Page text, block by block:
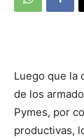
Luego que la
de los
Pymes, por
productivas,